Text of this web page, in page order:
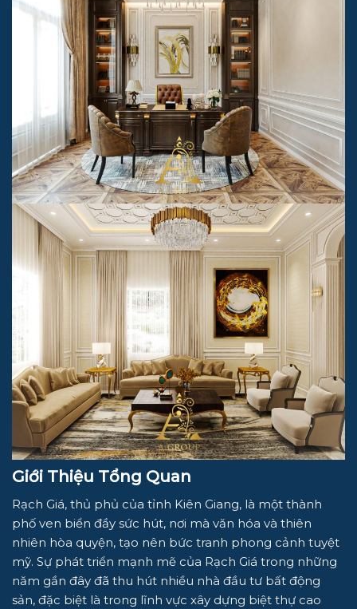
Giới Thiệu Tổng Quan
Rạch Giá, thủ phủ của tỉnh Kiên Giang, là một thành
phố ven biển đầy sức hút, nơi mà văn hóa và thiên
nhiên hòa quyện, tạo nên bức tranh phong cảnh tuyệt
mỹ. Sự phát triển mạnh mẽ của Rạch Giá trong những
năm gần đây đã thu hút nhiều nhà đầu tư bất động
sản, đặc biệt là trong lĩnh vực xây dựng biệt thự cao